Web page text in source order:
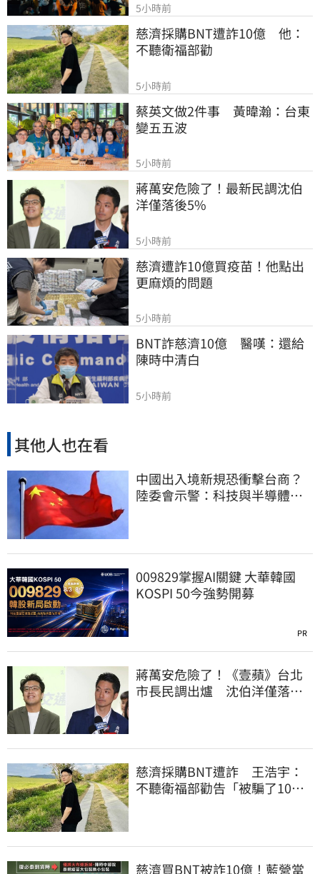
5小時前
慈濟採購BNT遭詐10億　他：
不聽衛福部勸
5小時前
蔡英文做2件事　黃暐瀚：台東
變五五波
5小時前
蔣萬安危險了！最新民調沈伯
洋僅落後5%
5小時前
慈濟遭詐10億買疫苗！他點出
更麻煩的問題
5小時前
BNT詐慈濟10億　醫嘆：還給
陳時中清白
5小時前
其他人也在看
中國出入境新規恐衝擊台商？
陸委會示警：科技與半導體從
009829掌握AI關鍵 大華韓國
KOSPI 50今強勢開募
PR
蔣萬安危險了！《壹蘋》台北
市長民調出爐 沈伯洋僅落後
慈濟採購BNT遭詐 王浩宇：
不聽衛福部勸告「被騙了10億
慈濟買BNT被詐10億！藍營當